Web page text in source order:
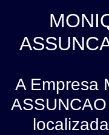
A Empresa